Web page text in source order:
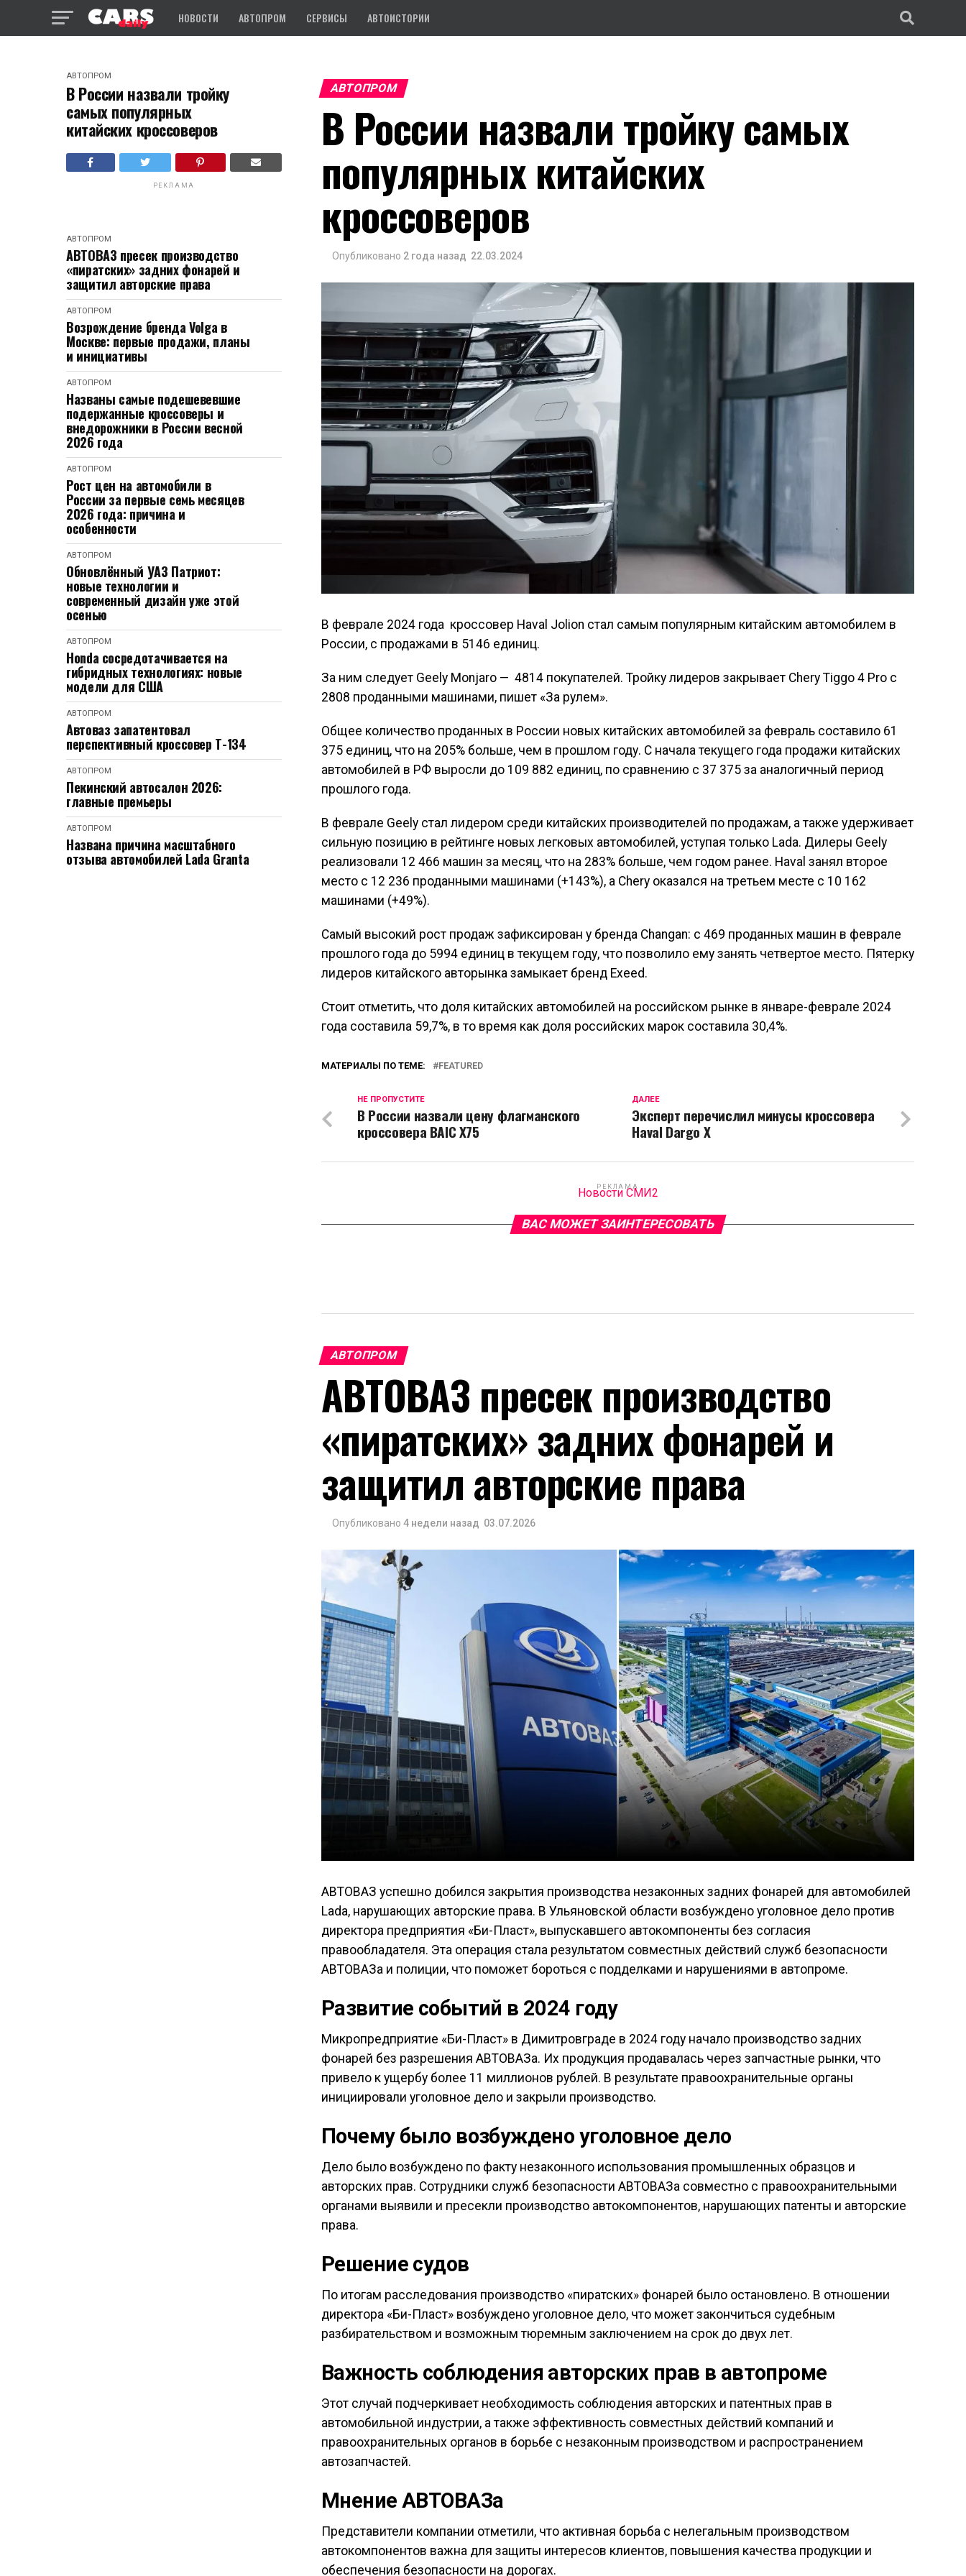
НОВОСТИ АВТОПРОМ СЕРВИСЫ АВТОИСТОРИИ
АВТОПРОМ
В России назвали тройку
самых популярных
китайских кроссоверов
РЕКЛАМА
АВТОПРОМ
АВТОВАЗ пресек производство
«пиратских» задних фонарей и
защитил авторские права
АВТОПРОМ
Возрождение бренда Volga в
Москве: первые продажи, планы
и инициативы
АВТОПРОМ
Названы самые подешевевшие
подержанные кроссоверы и
внедорожники в России весной
2026 года
АВТОПРОМ
Рост цен на автомобили в
России за первые семь месяцев
2026 года: причина и
особенности
АВТОПРОМ
Обновлённый УАЗ Патриот:
новые технологии и
современный дизайн уже этой
осенью
АВТОПРОМ
Honda сосредотачивается на
гибридных технологиях: новые
модели для США
АВТОПРОМ
Автоваз запатентовал
перспективный кроссовер Т-134
АВТОПРОМ
Пекинский автосалон 2026:
главные премьеры
АВТОПРОМ
Названа причина масштабного
отзыва автомобилей Lada Granta
АВТОПРОМ
В России назвали тройку самых
популярных китайских
кроссоверов
Опубликовано 2 года назад 22.03.2024
В феврале 2024 года кроссовер Haval Jolion стал самым популярным китайским автомобилем в
России, с продажами в 5146 единиц.
За ним следует Geely Monjaro — 4814 покупателей. Тройку лидеров закрывает Chery Tiggo 4 Pro с
2808 проданными машинами, пишет «За рулем».
Общее количество проданных в России новых китайских автомобилей за февраль составило 61
375 единиц, что на 205% больше, чем в прошлом году. С начала текущего года продажи китайских
автомобилей в РФ выросли до 109 882 единиц, по сравнению с 37 375 за аналогичный период
прошлого года.
В феврале Geely стал лидером среди китайских производителей по продажам, а также удерживает
сильную позицию в рейтинге новых легковых автомобилей, уступая только Lada. Дилеры Geely
реализовали 12 466 машин за месяц, что на 283% больше, чем годом ранее. Haval занял второе
место с 12 236 проданными машинами (+143%), а Chery оказался на третьем месте с 10 162
машинами (+49%).
Самый высокий рост продаж зафиксирован у бренда Changan: с 469 проданных машин в феврале
прошлого года до 5994 единиц в текущем году, что позволило ему занять четвертое место. Пятерку
лидеров китайского авторынка замыкает бренд Exeed.
Стоит отметить, что доля китайских автомобилей на российском рынке в январе-феврале 2024
года составила 59,7%, в то время как доля российских марок составила 30,4%.
МАТЕРИАЛЫ ПО ТЕМЕ: FEATURED
ДАЛЕЕ
Эксперт перечислил минусы кроссовера
Haval Dargo X
НЕ ПРОПУСТИТЕ
В России назвали цену флагманского
кроссовера BAIC X75
РЕКЛАМА
Новости СМИ2
ВАС МОЖЕТ ЗАИНТЕРЕСОВАТЬ
АВТОПРОМ
АВТОВАЗ пресек производство
«пиратских» задних фонарей и
защитил авторские права
Опубликовано 4 недели назад 03.07.2026
АВТОВАЗ успешно добился закрытия производства незаконных задних фонарей для автомобилей
Lada, нарушающих авторские права. В Ульяновской области возбуждено уголовное дело против
директора предприятия «Би-Пласт», выпускавшего автокомпоненты без согласия
правообладателя. Эта операция стала результатом совместных действий служб безопасности
АВТОВАЗа и полиции, что поможет бороться с подделками и нарушениями в автопроме.
Развитие событий в 2024 году
Микропредприятие «Би-Пласт» в Димитровграде в 2024 году начало производство задних
фонарей без разрешения АВТОВАЗа. Их продукция продавалась через запчастные рынки, что
привело к ущербу более 11 миллионов рублей. В результате правоохранительные органы
инициировали уголовное дело и закрыли производство.
Почему было возбуждено уголовное дело
Дело было возбуждено по факту незаконного использования промышленных образцов и
авторских прав. Сотрудники служб безопасности АВТОВАЗа совместно с правоохранительными
органами выявили и пресекли производство автокомпонентов, нарушающих патенты и авторские
права.
Решение судов
По итогам расследования производство «пиратских» фонарей было остановлено. В отношении
директора «Би-Пласт» возбуждено уголовное дело, что может закончиться судебным
разбирательством и возможным тюремным заключением на срок до двух лет.
Важность соблюдения авторских прав в автопроме
Этот случай подчеркивает необходимость соблюдения авторских и патентных прав в
автомобильной индустрии, а также эффективность совместных действий компаний и
правоохранительных органов в борьбе с незаконным производством и распространением
автозапчастей.
Мнение АВТОВАЗа
Представители компании отметили, что активная борьба с нелегальным производством
автокомпонентов важна для защиты интересов клиентов, повышения качества продукции и
обеспечения безопасности на дорогах.